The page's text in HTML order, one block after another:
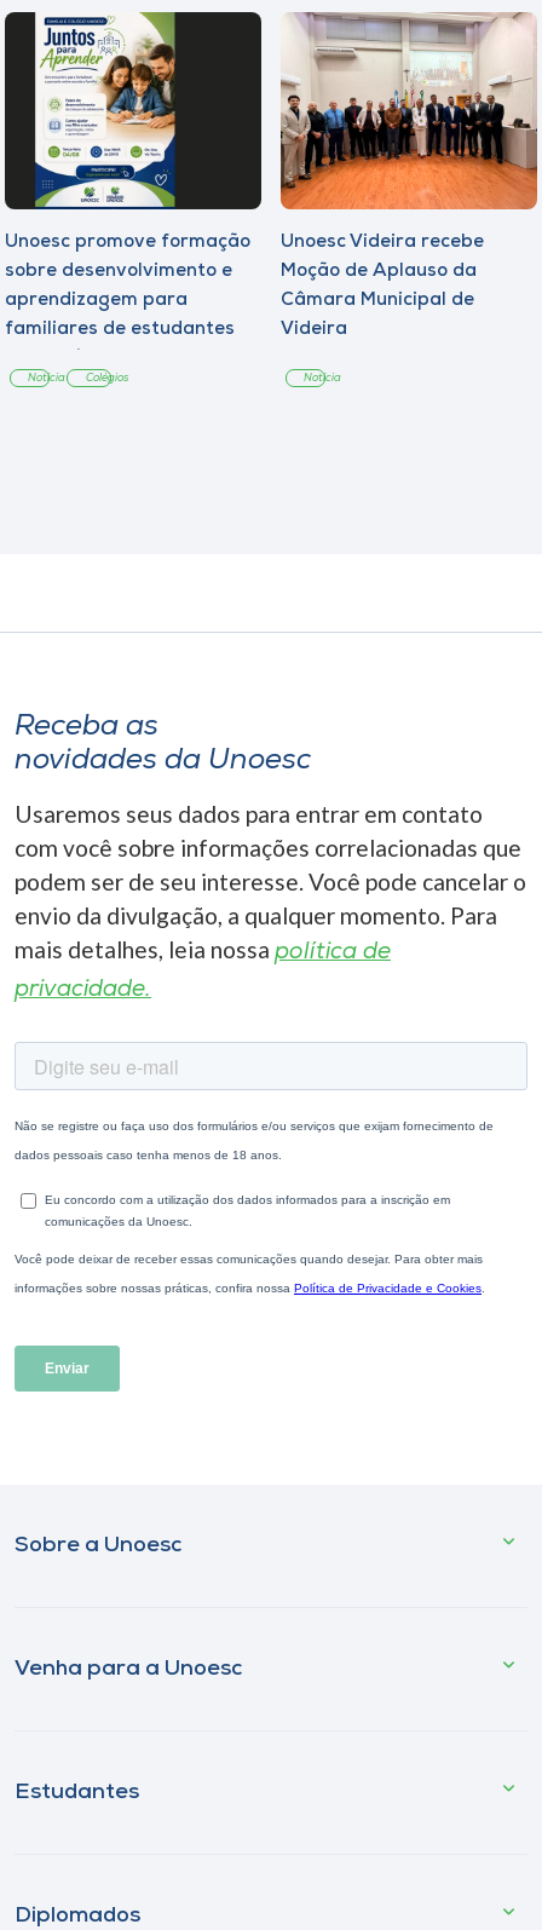
Unoesc promove formação
sobre desenvolvimento e
aprendizagem para
familiares de estudantes
Notícia Colégios
Unoesc Videira recebe
Moção de Aplauso da
Câmara Municipal de
Videira
Notícia
Receba as
novidades da Unoesc
Usaremos seus dados para entrar em contato
com você sobre informações correlacionadas que
podem ser de seu interesse. Você pode cancelar o
envio da divulgação, a qualquer momento. Para
mais detalhes, leia nossa política de
privacidade.
Sobre a Unoesc
Venha para a Unoesc
Estudantes
Diplomados